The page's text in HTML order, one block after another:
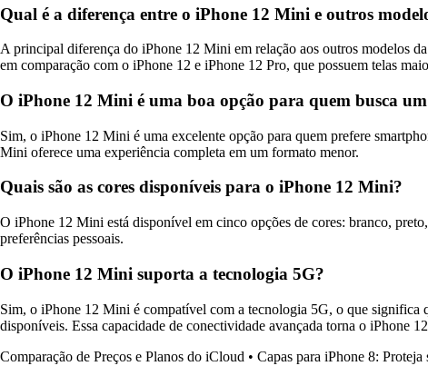
Qual é a diferença entre o iPhone 12 Mini e outros
A principal diferença do iPhone 12 Mini em relação aos outros modelos
em comparação com o iPhone 12 e iPhone 12 Pro, que possuem telas
O iPhone 12 Mini é uma boa opção para quem busca
Sim, o iPhone 12 Mini é uma excelente opção para quem prefere
Mini oferece uma experiência completa em um formato menor.
Quais são as cores disponíveis para o iPhone 12 Mini?
O iPhone 12 Mini está disponível em cinco opções de cores: branco,
preferências pessoais.
O iPhone 12 Mini suporta a tecnologia 5G?
Sim, o iPhone 12 Mini é compatível com a tecnologia 5G, o que significa
disponíveis. Essa capacidade de conectividade avançada torna o iPhone
Comparação de Preços e Planos do iCloud • Capas para iPhone 8: